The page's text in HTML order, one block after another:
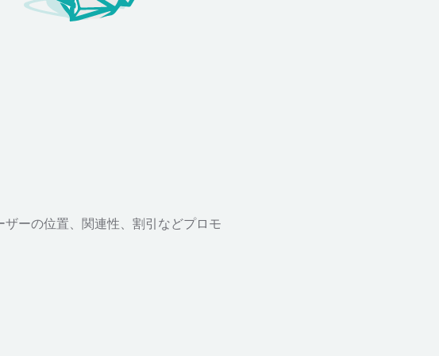
ーの位置、関連性、割引などプロモ